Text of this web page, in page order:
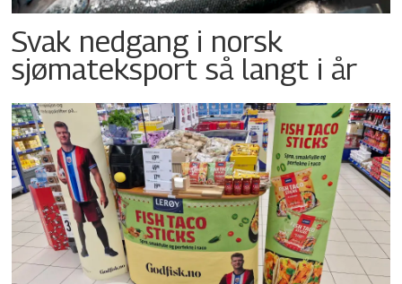
Svak nedgang i norsk
sjømateksport så langt i år